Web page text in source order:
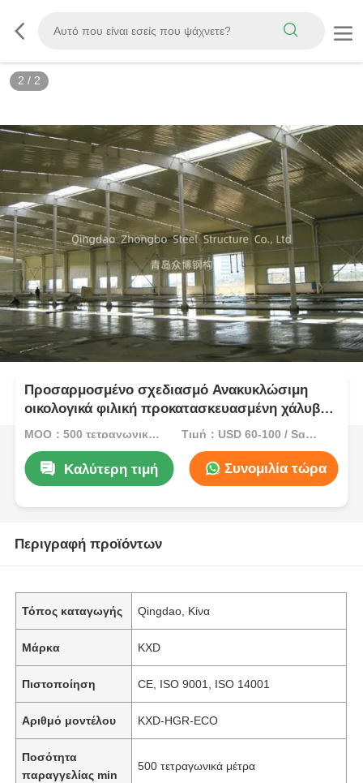
2 / 2
Προσαρμοσμένο σχεδιασμό Ανακυκλώσιμη
οικολογικά φιλική προκατασκευασμένη χάλυβα
δομή αεροσκάφος hangar κτίριο CE ISO
MOQ：500 τετραγωνικά μέτρα Τιμή：USD 60-100 / Square Meter
Καλύτερη τιμή Συνομιλία τώρα
Περιγραφή προϊόντων
Τόπος καταγωγής Qingdao, Κίνα
Μάρκα KXD
Πιστοποίηση CE, ISO 9001, ISO 14001
Αριθμό μοντέλου KXD-HGR-ECO
Ποσότητα
παραγγελίας min
500 τετραγωνικά μέτρα